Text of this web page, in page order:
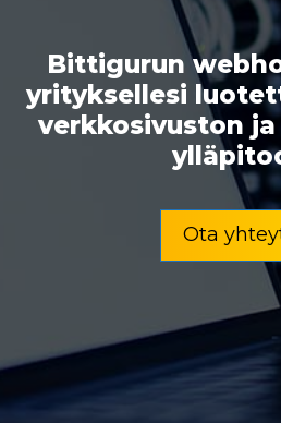
Bittigurun
yrityksellesi
verkkosivuston
Ota